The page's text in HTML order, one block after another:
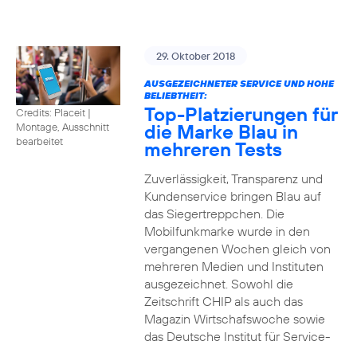
Credits: Placeit |
Montage, Ausschnitt
bearbeitet
29. Oktober 2018
AUSGEZEICHNETER SERVICE UND HOHE
BELIEBTHEIT:
Top-Platzierungen für
die Marke Blau in
mehreren Tests
Zuverlässigkeit, Transparenz und
Kundenservice bringen Blau auf
das Siegertreppchen. Die
Mobilfunkmarke wurde in den
vergangenen Wochen gleich von
mehreren Medien und Instituten
ausgezeichnet. Sowohl die
Zeitschrift CHIP als auch das
Magazin Wirtschafswoche sowie
das Deutsche Institut für Service-